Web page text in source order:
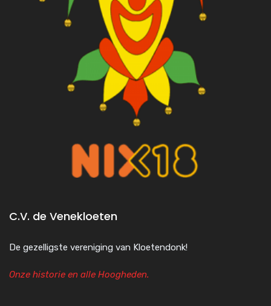
C.V. de Venekloeten
De gezelligste vereniging van Kloetendonk!
Onze historie en alle Hoogheden.